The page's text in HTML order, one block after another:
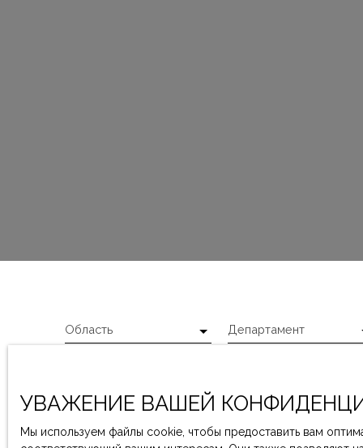
Область Департамент
УВАЖЕНИЕ ВАШЕЙ
Мы используем файлы cookie, чтобы предоставить вам